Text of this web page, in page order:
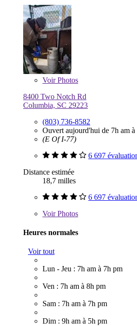
VoirPhotos
8400 Two Notch Rd
Columbia, SC 29223
(803) 736-8582
Ouvert aujourd'hui de 7h am à
(E Of I-77)
6 697
Distance estimée
18,7 milles
6 697
VoirPhotos
Heures normales
Voir tout
Lun - Jeu : 7h am à 7h pm
Ven : 7h am à 8h pm
Sam : 7h am à 7h pm
Dim : 9h am à 5h pm